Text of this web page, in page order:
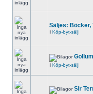
Säljes: Böcker,
i Köp-byt-sälj
Gollum
i Köp-byt-sälj
Sir